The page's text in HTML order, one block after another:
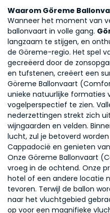
Waarom Göreme
Wanneer het moment van
ballonvaart in volle gang.
langzaam te stijgen, en
de Göreme-regio. Het spel
gecreëerd door de
en tufstenen, creëert een
Göreme Ballonvaart
unieke natuurlijke formaties
vogelperspectief te zien.
nederzettingen strekt zich
wijngaarden en velden.
lucht, zul je betoverd
Cappadocië en genieten
Onze Göreme Ballonvaart
vroeg in de ochtend. Onze
hotel of een andere locatie
tevoren. Terwijl de ballon
naar het vluchtgebied
op voor een magnifieke